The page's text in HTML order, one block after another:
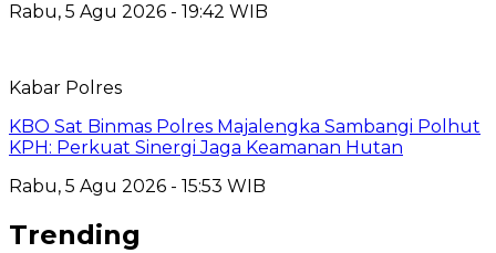
Rabu, 5 Agu 2026 - 19:42 WIB
Kabar Polres
KBO Sat Binmas Polres Majalengka Sambangi Polhut
KPH: Perkuat Sinergi Jaga Keamanan Hutan
Rabu, 5 Agu 2026 - 15:53 WIB
Trending